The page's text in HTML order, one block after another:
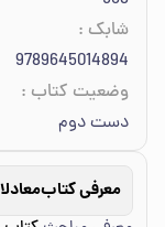
شابک :
9789645014894
وضعیت کتاب :
دست دوم
معرفی کتاب